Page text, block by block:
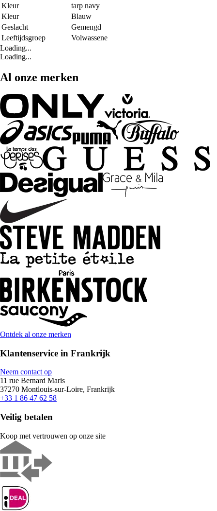
Kleur
tarp navy
Kleur
Blauw
Geslacht
Gemengd
Leeftijdsgroep
Volwassene
Loading...
Loading...
Al onze merken
Ontdek al onze merken
Klantenservice in Frankrijk
Neem contact op
11 rue Bernard Maris
37270 Montlouis-sur-Loire, Frankrijk
+33 1 86 47 62 58
Veilig betalen
Koop met vertrouwen op onze site